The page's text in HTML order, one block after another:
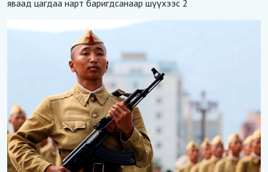
яваад цагдаа нарт баригдсанаар шүүхээс 2